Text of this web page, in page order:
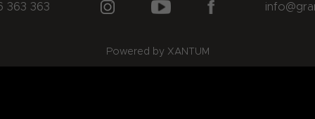
363 363
Powered by XANTUM